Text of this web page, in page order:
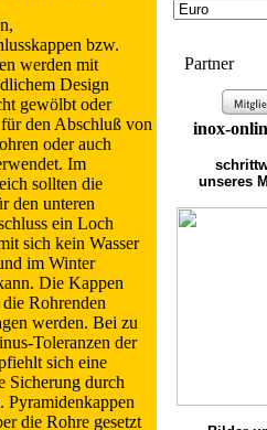
bzw.
werden mit
Design
gewölbt oder
den Abschluß von
oder auch
Im
sollten die
den unteren
ein Loch
sich kein Wasser
im Winter
Die Kappen
Rohrenden
werden. Bei zu
Toleranzen der
sich eine
Sicherung durch
Pyramidenkappen
die Rohre gesetzt
Partner
inox-
unseres